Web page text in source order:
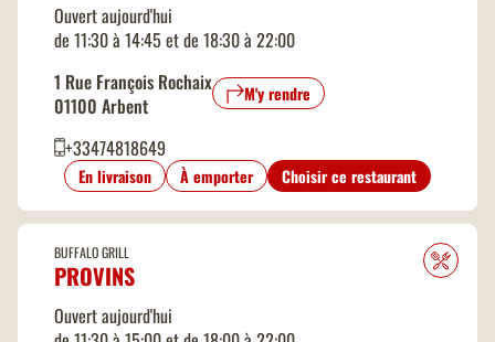
Ouvert aujourd'hui
de 11:30 à 14:45 et de 18:30 à 22:00
1 Rue François Rochaix
01100 Arbent
M'y rendre
+33474818649
En livraison À emporter Choisir ce restaurant
BUFFALO GRILL
PROVINS
Ouvert aujourd'hui